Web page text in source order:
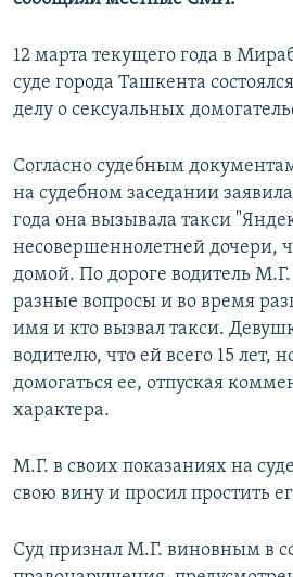
12 марта текущего года в
суде города Ташкента
делу о сексуальных
Согласно судебным
на судебном заседании
года она вызывала такси
несовершеннолетней дочери,
домой. По дороге водитель М.Г.
разные вопросы и во время
имя и кто вызвал такси.
водителю, что ей всего 15 лет,
домогаться ее, отпуская
характера.
М.Г. в своих показаниях на
свою вину и просил простить
Суд признал М.Г. виновным в